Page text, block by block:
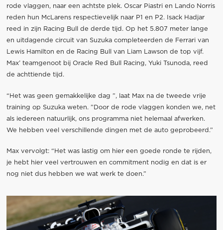
rode vlaggen, naar een achtste plek. Oscar Piastri en Lando Norris
reden hun McLarens respectievelijk naar P1 en P2. Isack Hadjar
reed in zijn Racing Bull de derde tijd. Op het 5.807 meter lange
en uitdagende circuit van Suzuka completeerden de Ferrari van
Lewis Hamilton en de Racing Bull van Liam Lawson de top vijf.
Max’ teamgenoot bij Oracle Red Bull Racing, Yuki Tsunoda, reed
de achttiende tijd.
“Het was geen gemakkelijke dag ”, laat Max na de tweede vrije
training op Suzuka weten. ”Door de rode vlaggen konden we, net
als iedereen natuurlijk, ons programma niet helemaal afwerken.
We hebben veel verschillende dingen met de auto geprobeerd.”
Max vervolgt: “Het was lastig om hier een goede ronde te rijden,
je hebt hier veel vertrouwen en commitment nodig en dat is er
nog niet dus hebben we wat werk te doen.”